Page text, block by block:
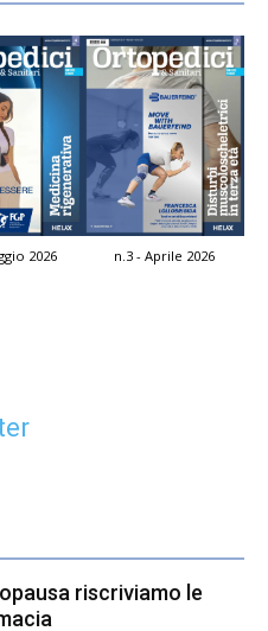
2026 n.3 - Aprile 2026
riscriviamo le